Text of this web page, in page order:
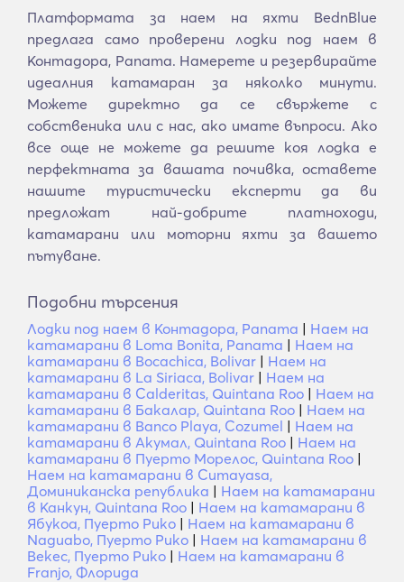
Платформата за наем на яхти BednBlue
предлага само проверени лодки под наем в
Контадора, Panama. Намерете и резервирайте
идеалния катамаран за няколко минути.
Можете директно да се свържете с
собственика или с нас, ако имате въпроси. Ако
все още не можете да решите коя лодка е
перфектната за вашата почивка, оставете
нашите туристически експерти да ви
предложат най-добрите платноходи,
катамарани или моторни яхти за вашето
пътуване.
Подобни търсения
Лодки под наем в Контадора, Panama | Наем на
катамарани в Loma Bonita, Panama | Наем на
катамарани в Bocachica, Bolivar | Наем на
катамарани в La Siriaca, Bolivar | Наем на
катамарани в Calderitas, Quintana Roo | Наем на
катамарани в Бакалар, Quintana Roo | Наем на
катамарани в Banco Playa, Cozumel | Наем на
катамарани в Акумал, Quintana Roo | Наем на
катамарани в Пуерто Морелос, Quintana Roo |
Наем на катамарани в Cumayasa,
Доминиканска република | Наем на катамарани
в Канкун, Quintana Roo | Наем на катамарани в
Ябукоа, Пуерто Рико | Наем на катамарани в
Naguabo, Пуерто Рико | Наем на катамарани в
Векес, Пуерто Рико | Наем на катамарани в
Franjo, Флорида